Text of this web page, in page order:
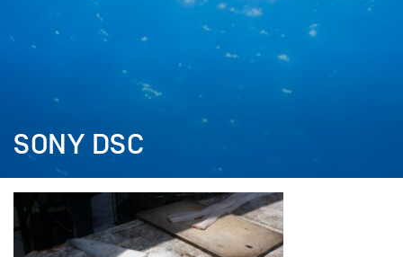
SONY DSC